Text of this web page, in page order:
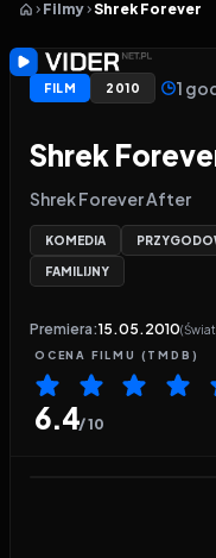
Filmy Shrek Forever
FILM 2010 1
Shrek
Shrek Forever After
KOMEDIA
FAMILIJNY
Premiera:15.05.2010
OCENA FILMU (TMDB)
6.4/ 10